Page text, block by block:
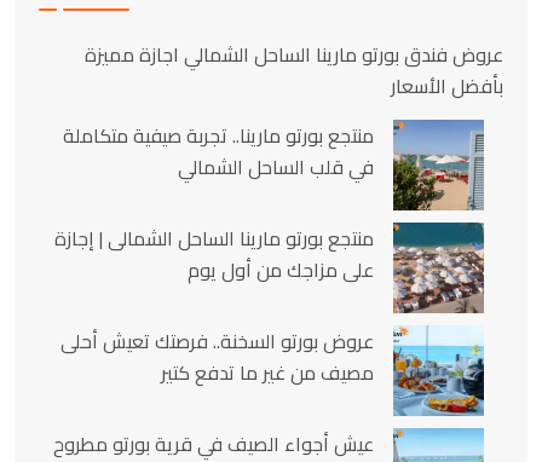
عروض فندق بورتو مارينا الساحل الشمالي اجازة مميزة
بأفضل الأسعار
منتجع بورتو مارينا.. تجربة صيفية متكاملة
في قلب الساحل الشمالي
منتجع بورتو مارينا الساحل الشمالى | إجازة
على مزاجك من أول يوم
عروض بورتو السخنة.. فرصتك تعيش أحلى
مصيف من غير ما تدفع كتير
عيش أجواء الصيف في قرية بورتو مطروح